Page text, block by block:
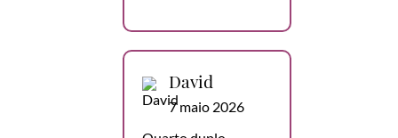
David
7 maio 2026